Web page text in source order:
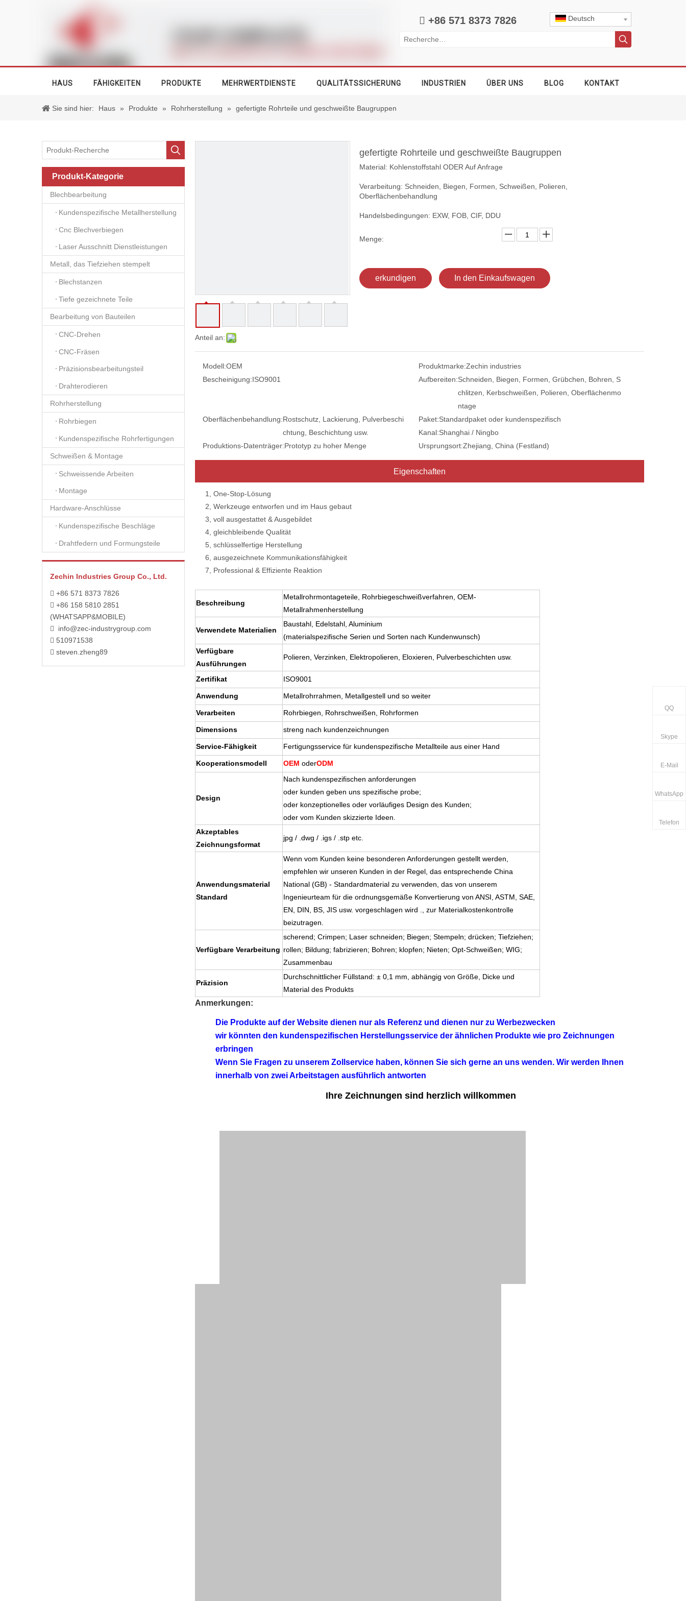
 +86 571 8373 7826 Deutsch
HAUS FÄHIGKEITEN PRODUKTE MEHRWERTDIENSTE QUALITÄTSSICHERUNG INDUSTRIEN ÜBER UNS BLOG KONTAKT
Sie sind hier: Haus » Produkte » Rohrherstellung » gefertigte Rohrteile und geschweißte Baugruppen
Produkt-Kategorie
Blechbearbeitung
Kundenspezifische Metallherstellung
Cnc Blechverbiegen
Laser Ausschnitt Dienstleistungen
Metall, das Tiefziehen stempelt
Blechstanzen
Tiefe gezeichnete Teile
Bearbeitung von Bauteilen
CNC-Drehen
CNC-Fräsen
Präzisionsbearbeitungsteil
Drahterodieren
Rohrherstellung
Rohrbiegen
Kundenspezifische Rohrfertigungen
Schweißen & Montage
Schweissende Arbeiten
Montage
Hardware-Anschlüsse
Kundenspezifische Beschläge
Drahtfedern und Formungsteile
Zechin Industries Group Co., Ltd.
 +86 571 8373 7826
 +86 158 5810 2851
(WHATSAPP&MOBILE)
 info@zec-industrygroup.com
 510971538
 steven.zheng89
Anteil an:
gefertigte Rohrteile und geschweißte Baugruppen
Material: Kohlenstoffstahl ODER Auf Anfrage
Verarbeitung: Schneiden, Biegen, Formen, Schweißen, Polieren,
Oberflächenbehandlung
Handelsbedingungen: EXW, FOB, CIF, DDU
Menge:
erkundigen In den Einkaufswagen
Modell:OEM Produktmarke:Zechin industries
Bescheinigung:ISO9001 Aufbereiten:Schneiden, Biegen, Formen, Grübchen, Bohren, S
chlitzen, Kerbschweißen, Polieren, Oberflächenmo
ntage
Oberflächenbehandlung:Rostschutz, Lackierung, Pulverbeschi
chtung, Beschichtung usw.
Paket:Standardpaket oder kundenspezifisch
Kanal:Shanghai / Ningbo
Produktions-Datenträger:Prototyp zu hoher Menge Ursprungsort:Zhejiang, China (Festland)
Eigenschaften
1, One-Stop-Lösung
2, Werkzeuge entworfen und im Haus gebaut
3, voll ausgestattet & Ausgebildet
4, gleichbleibende Qualität
5, schlüsselfertige Herstellung
6, ausgezeichnete Kommunikationsfähigkeit
7, Professional & Effiziente Reaktion
Beschreibung
Metallrohrmontageteile, Rohrbiegeschweißverfahren, OEM-
Metallrahmenherstellung
Verwendete Materialien
Baustahl, Edelstahl, Aluminium
(materialspezifische Serien und Sorten nach Kundenwunsch)
Verfügbare
Ausführungen
Polieren, Verzinken, Elektropolieren, Eloxieren, Pulverbeschichten usw.
Zertifikat ISO9001
Anwendung Metallrohrrahmen, Metallgestell und so weiter
Verarbeiten Rohrbiegen, Rohrschweißen, Rohrformen
Dimensions streng nach kundenzeichnungen
Service-Fähigkeit Fertigungsservice für kundenspezifische Metallteile aus einer Hand
Kooperationsmodell OEM oderODM
Design
Nach kundenspezifischen anforderungen
oder kunden geben uns spezifische probe;
oder konzeptionelles oder vorläufiges Design des Kunden;
oder vom Kunden skizzierte Ideen.
Akzeptables
Zeichnungsformat
jpg / .dwg / .igs / .stp etc.
Anwendungsmaterial
Standard
Wenn vom Kunden keine besonderen Anforderungen gestellt werden,
empfehlen wir unseren Kunden in der Regel, das entsprechende China
National (GB) - Standardmaterial zu verwenden, das von unserem
Ingenieurteam für die ordnungsgemäße Konvertierung von ANSI, ASTM, SAE,
EN, DIN, BS, JIS usw. vorgeschlagen wird ., zur Materialkostenkontrolle
beizutragen.
Verfügbare Verarbeitung
scherend; Crimpen; Laser schneiden; Biegen; Stempeln; drücken; Tiefziehen;
rollen; Bildung; fabrizieren; Bohren; klopfen; Nieten; Opt-Schweißen; WIG;
Zusammenbau
Präzision
Durchschnittlicher Füllstand: ± 0,1 mm, abhängig von Größe, Dicke und
Material des Produkts
Anmerkungen:
Die Produkte auf der Website dienen nur als Referenz und dienen nur zu Werbezwecken
wir könnten den kundenspezifischen Herstellungsservice der ähnlichen Produkte wie pro Zeichnungen
erbringen
Wenn Sie Fragen zu unserem Zollservice haben, können Sie sich gerne an uns wenden. Wir werden Ihnen
innerhalb von zwei Arbeitstagen ausführlich antworten
Ihre Zeichnungen sind herzlich willkommen
QQ
Skype
E-Mail
WhatsApp
Telefon